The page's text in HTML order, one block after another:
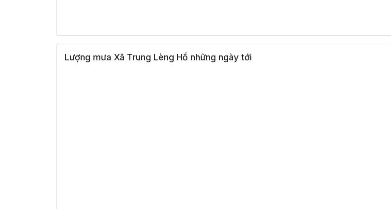
Lượng mưa Xã Trung Lèng Hồ những ngày tới